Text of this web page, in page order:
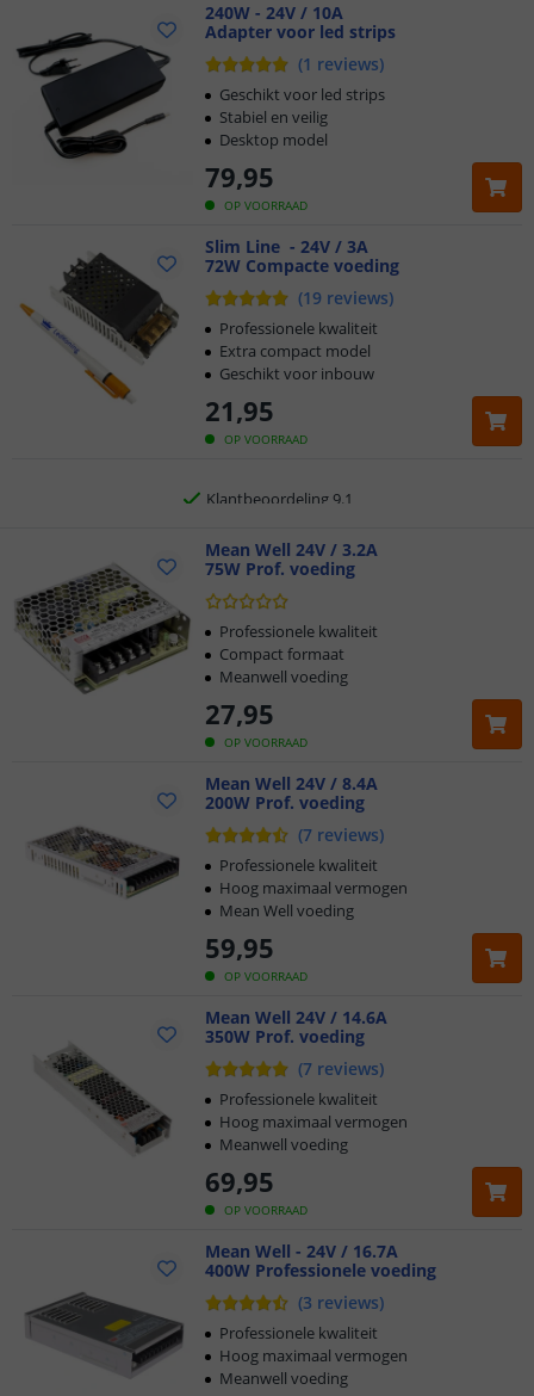
240W - 24V / 10A
Adapter voor led strips
(1 reviews)
OP VOORRAAD
79,95
Geschikt voor led strips
Stabiel en veilig
Desktop model
Slim Line - 24V / 3A
72W Compacte voeding
(19 reviews)
OP VOORRAAD
21,95
Professionele kwaliteit
Extra compact model
Geschikt voor inbouw
Klantbeoordeling 9.1
Voor 23:45 uur besteld,morgen in huis
5 jaar garantie
Gratis verzending vanaf € 20,-
Klantbeoordeling 9.1
Voor 23:45 uur besteld,morgen in huis
Mean Well 24V / 3.2A
75W Prof. voeding
OP VOORRAAD
27,95
Professionele kwaliteit
Compact formaat
Meanwell voeding
Mean Well 24V / 8.4A
200W Prof. voeding
(7 reviews)
OP VOORRAAD
59,95
Professionele kwaliteit
Hoog maximaal vermogen
Mean Well voeding
Mean Well 24V / 14.6A
350W Prof. voeding
(7 reviews)
OP VOORRAAD
69,95
Professionele kwaliteit
Hoog maximaal vermogen
Meanwell voeding
Mean Well - 24V / 16.7A
400W Professionele voeding
(3 reviews)
Professionele kwaliteit
Hoog maximaal vermogen
Meanwell voeding